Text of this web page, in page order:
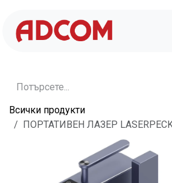
Всички продукти
ПОРТАТИВЕН ЛАЗЕР